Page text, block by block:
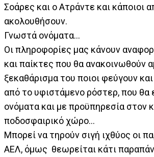
Σοάρες και ο Ατράντε και κάποιοι
ακολουθήσουν.
Γνωστά ονόματα…
Οι πληροφορίες μας κάνουν
και παίκτες που θα ανακοινωθούν
ξεκαθάρισμα του ποιοι φεύγουν
από το υφιστάμενο ρόστερ, που θα
ονόματα και με προϋπηρεσία στον
ποδοσφαιρικό χώρο…
Μπορεί να τηρούν σιγή ιχθύος οι
ΑΕΛ, όμως θεωρείται κάτι